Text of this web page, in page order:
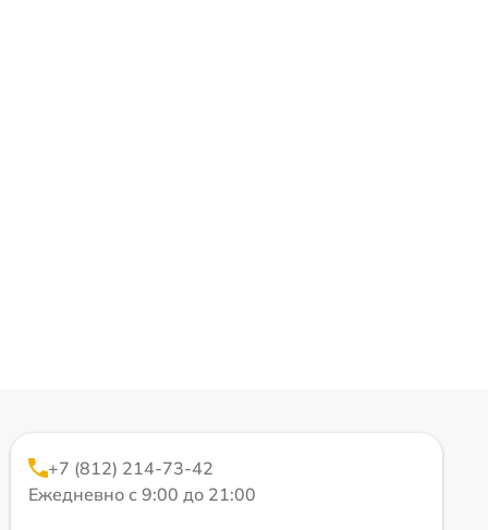
+7 (812) 214-73-42
Ежедневно с 9:00 до 21:00